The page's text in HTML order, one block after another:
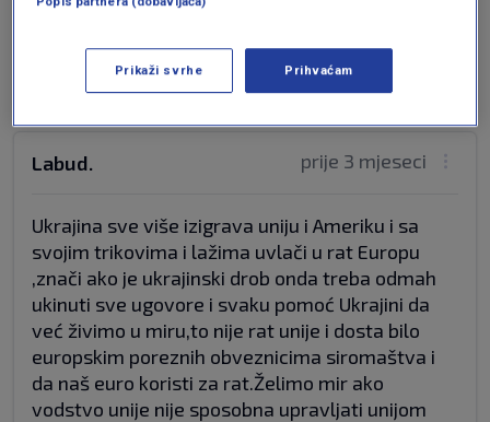
prije 3 mjeseci
Labud.
Ukrajina sve više izigrava uniju i Ameriku i sa
svojim trikovima i lažima uvlači u rat Europu
,znači ako je ukrajinski drob onda treba odmah
ukinuti sve ugovore i svaku pomoć Ukrajini da
već živimo u miru,to nije rat unije i dosta bilo
europskim poreznih obveznicima siromaštva i
da naš euro koristi za rat.Želimo mir ako
vodstvo unije nije sposobna upravljati unijom
Prikaži svrhe Prihvaćam